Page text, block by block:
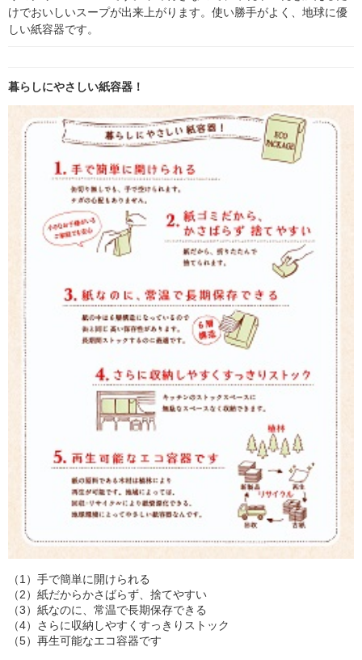
けでおいしいスープが出来上がります。使い勝手がよく、地球に優
しい紙容器です。
暮らしにやさしい紙容器！
（1）手で簡単に開けられる
（2）紙だからかさばらず、捨てやすい
（3）紙なのに、常温で長期保存できる
（4）さらに収納しやすくすっきりストック
（5）再生可能なエコ容器です